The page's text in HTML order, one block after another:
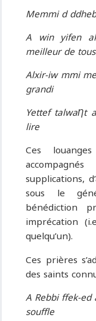
Memmi d
A win yifen
meilleur de
Alxir-iw mmi
grandi
Yettef talwaȠt
lire
Ces
supplications,
sous le
bénédiction
imprécation
quelqu’un).
Ces prières
des saints
A Rebbi ffek-ed
souffle